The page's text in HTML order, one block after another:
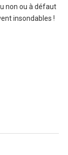
non ou à défaut
insondables !